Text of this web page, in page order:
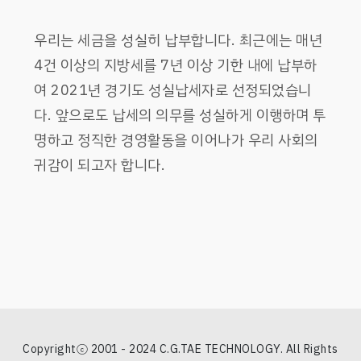
우리는 세금을 성실히 납부합니다. 최근에는 매년
4건 이상의 지방세를 7년 이상 기한 내에 납부하
여 2021년 경기도 성실납세자로 선정되었습니
다. 앞으로도 납세의 의무를 성실하게 이행하며 투
명하고 정직한 경영활동을 이어나가 우리 사회의
귀감이 되고자 합니다.
Copyrightⓒ 2001 - 2024 C.G.TAE TECHNOLOGY. All Rights